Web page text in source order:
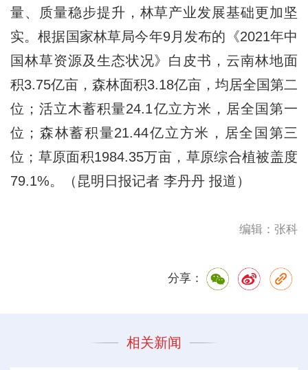
量、质量稳步提升，林草产业发展基础更加坚
实。根据国家林草局今年9月发布的《2021年中
国林草资源及生态状况》白皮书，云南林地面
积3.75亿亩，森林面积3.18亿亩，均居全国第二
位；活立木蓄积量24.1亿立方米，居全国第一
位；森林蓄积量21.44亿立方米，居全国第三
位；草原面积1984.35万亩，草原综合植被盖度
79.1%。（昆明日报记者 李丹丹 报道）
编辑：张科
分享：
相关新闻